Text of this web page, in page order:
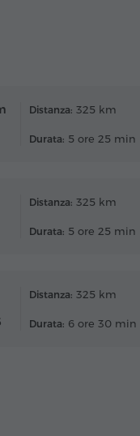
Distanza: 325 km
Durata: 5 ore 25 min
Distanza: 325 km
Durata: 5 ore 25 min
Distanza: 325 km
Durata: 6 ore 30 min